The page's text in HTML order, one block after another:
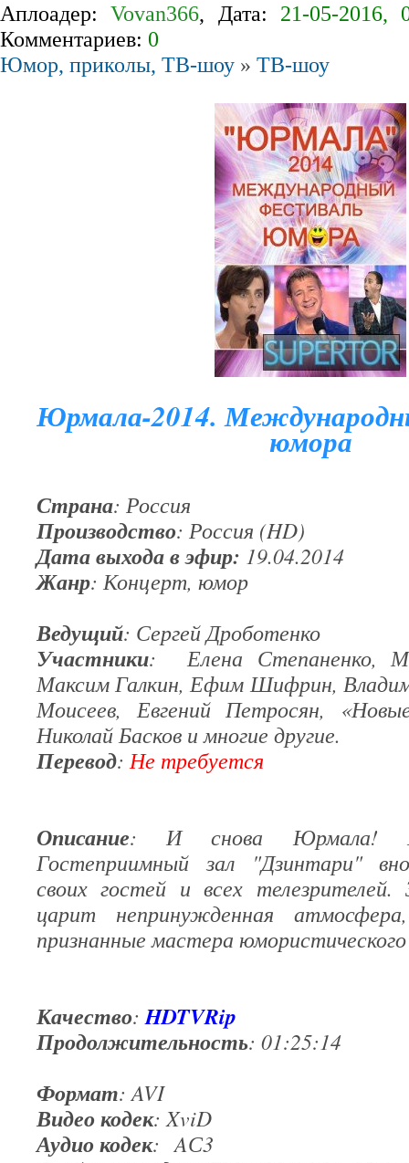
Аплоадер: Vovan366, Дата:
21-05-2016,
Комментариев: 0
Юмор, приколы, ТВ-шоу » ТВ-шоу
Юрмала-2014.
юмора
Страна: Россия
Производство: Россия (HD)
Дата выхода в эфир: 19.04.2014
Жанр: Концерт, юмор
Ведущий: Сергей Дроботенко
Участники: Елена Степаненко,
Максим Галкин, Ефим Шифрин,
Моисеев, Евгений Петросян,
Николай Басков и многие другие.
Перевод: Не требуется
Описание: И снова Юрмала!
Гостеприимный зал "Дзинтари"
своих гостей и всех телезрителей.
царит непринужденная
признанные мастера
Качество: HDTVRip
Продолжительность: 01:25:14
Формат: AVI
Видео кодек: XviD
Аудио кодек: AС3